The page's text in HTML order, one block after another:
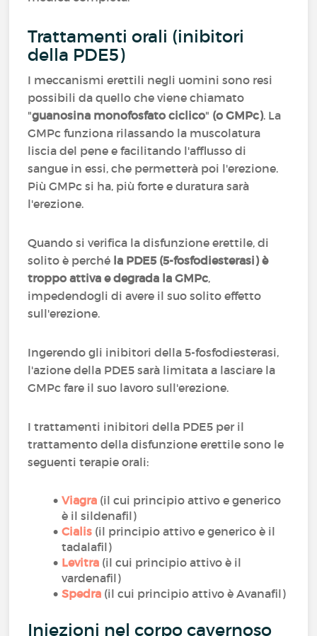
Trattamenti orali (inibitori
della PDE5)
I meccanismi erettili negli uomini sono resi
possibili da quello che viene chiamato
"guanosina monofosfato ciclico" (o GMPc). La
GMPc funziona rilassando la muscolatura
liscia del pene e facilitando l'afflusso di
sangue in essi, che permetterà poi l'erezione.
Più GMPc si ha, più forte e duratura sarà
l'erezione.
Quando si verifica la disfunzione erettile, di
solito è perché la PDE5 (5-fosfodiesterasi) è
troppo attiva e degrada la GMPc,
impedendogli di avere il suo solito effetto
sull'erezione.
Ingerendo gli inibitori della 5-fosfodiesterasi,
l'azione della PDE5 sarà limitata a lasciare la
GMPc fare il suo lavoro sull'erezione.
I trattamenti inibitori della PDE5 per il
trattamento della disfunzione erettile sono le
seguenti terapie orali:
Viagra (il cui principio attivo e generico
è il sildenafil)
Cialis (il principio attivo e generico è il
tadalafil)
Levitra (il cui principio attivo è il
vardenafil)
Spedra (il cui principio attivo è Avanafil)
Iniezioni nel corpo cavernoso